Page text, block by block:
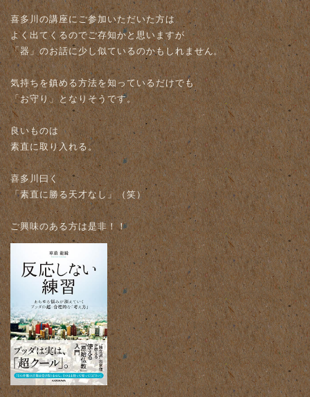
喜多川の講座にご参加いただいた方は
よく出てくるのでご存知かと思いますが
「器」のお話に少し似ているのかもしれません。
気持ちを鎮める方法を知っているだけでも
「お守り」となりそうです。
良いものは
素直に取り入れる。
喜多川曰く
「素直に勝る天才なし」（笑）
ご興味のある方は是非！！